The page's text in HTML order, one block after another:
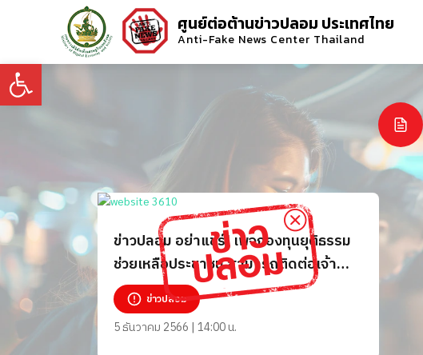
Open toolbar
ศูนย์ต่อต้านข่าวปลอม ประเทศไทย
Anti-Fake News Center Thailand
ข่าวปลอม อย่าแชร์! เพจกองทุนยุติธรรม
ช่วยเหลือประชาชน สามารถติดต่อเจ้า
หน้าที่เพื่อแจ้งความออนไลน์
ข่าวปลอม
5 ธันวาคม 2566 | 14:00 น.